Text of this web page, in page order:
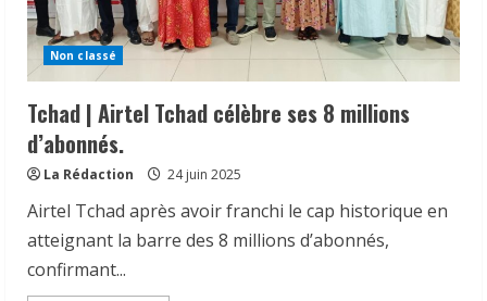
Non classé
Tchad | Airtel Tchad célèbre ses 8 millions
d’abonnés.
La Rédaction 24 juin 2025
Airtel Tchad après avoir franchi le cap historique en
atteignant la barre des 8 millions d’abonnés,
confirmant...